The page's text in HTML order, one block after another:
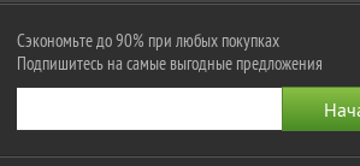
Сэкономьте до 90% при любых покупках
Подпишитесь на самые выгодные предложения